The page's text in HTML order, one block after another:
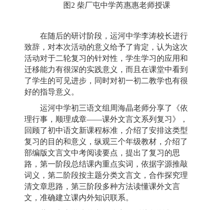
图2 柴厂屯中学芮惠惠老师授课
在随后的研讨阶段，运河中学李涛校长进行
致辞，对本次活动的意义给予了肯定，认为这次
活动对于二轮复习的针对性，学生学习的应用和
迁移能力有很深的实践意义，而且在课堂中看到
了学生的可见进步，同时对初一初二教学也有很
好的指导意义。
运河中学初三语文组周海晶老师分享了《依
理行事，顺理成章——课外文言文系列复习》，
回顾了初中语文新课程标准，介绍了安排这类型
复习的目的和意义，纵观三个年级教材，介绍了
部编版文言文中考阅读要点，提出了复习的思
路，第一阶段总结课内重点实词，依据字源推敲
词义，第二阶段按主题分类文言文，合作探究理
清文章思路，第三阶段多种方法读懂课外文言
文，准确建立课内外知识联系。